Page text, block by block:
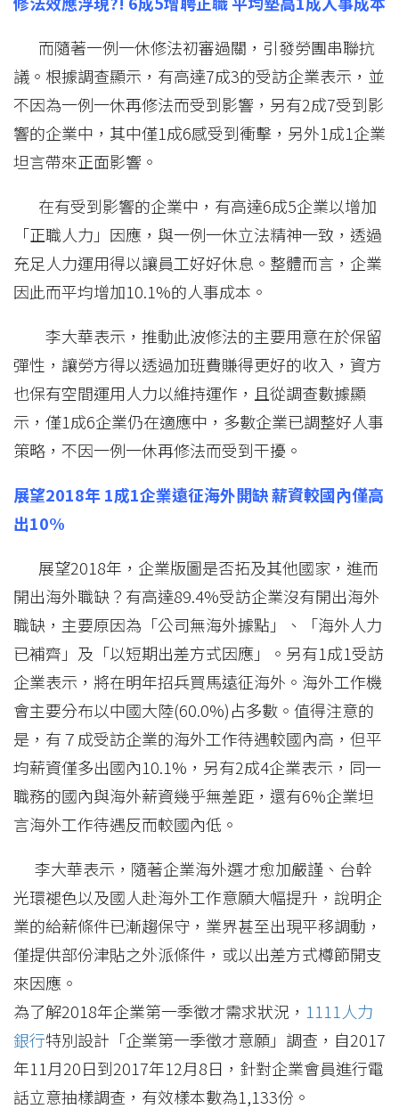
而隨著一例一休修法初審過關，引發勞團串聯抗
議。根據調查顯示，有高達7成3的受訪企業表示，並
不因為一例一休再修法而受到影響，另有2成7受到影
響的企業中，其中僅1成6感受到衝擊，另外1成1企業
坦言帶來正面影響。
在有受到影響的企業中，有高達6成5企業以增加
「正職人力」因應，與一例一休立法精神一致，透過
充足人力運用得以讓員工好好休息。整體而言，企業
因此而平均增加10.1%的人事成本。
李大華表示，推動此波修法的主要用意在於保留
彈性，讓勞方得以透過加班費賺得更好的收入，資方
也保有空間運用人力以維持運作，且從調查數據顯
示，僅1成6企業仍在適應中，多數企業已調整好人事
策略，不因一例一休再修法而受到干擾。
展望2018年 1成1企業遠征海外開缺 薪資較國內僅高
出10%
展望2018年，企業版圖是否拓及其他國家，進而
開出海外職缺？有高達89.4%受訪企業沒有開出海外
職缺，主要原因為「公司無海外據點」、「海外人力
已補齊」及「以短期出差方式因應」。另有1成1受訪
企業表示，將在明年招兵買馬遠征海外。海外工作機
會主要分布以中國大陸(60.0%)占多數。值得注意的
是，有７成受訪企業的海外工作待遇較國內高，但平
均薪資僅多出國內10.1%，另有2成4企業表示，同一
職務的國內與海外薪資幾乎無差距，還有6%企業坦
言海外工作待遇反而較國內低。
李大華表示，隨著企業海外選才愈加嚴謹、台幹
光環褪色以及國人赴海外工作意願大幅提升，說明企
業的給薪條件已漸趨保守，業界甚至出現平移調動，
僅提供部份津貼之外派條件，或以出差方式樽節開支
來因應。
為了解2018年企業第一季徵才需求狀況， 1111人力
銀行特別設計「企業第一季徵才意願」調查，自2017
年11月20日到2017年12月8日，針對企業會員進行電
話立意抽樣調查，有效樣本數為1,133份。